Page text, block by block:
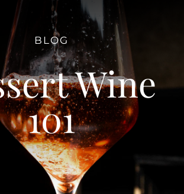
ANUAL
TRIMESTRAL
BLOG
Wine
101